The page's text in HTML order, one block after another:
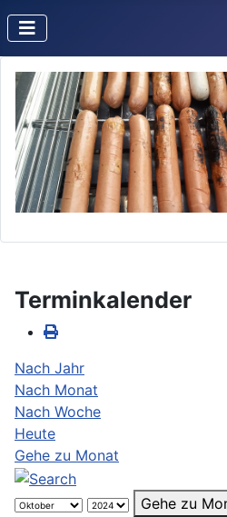
Terminkalender
Nach Jahr
Nach Monat
Nach Woche
Heute
Gehe zu Monat
Gehe zu